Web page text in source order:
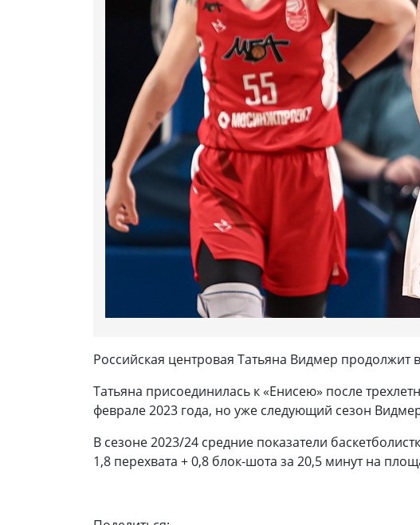
Российская центровая Татьяна Видмер продолжит
Татьяна присоединилась к «Енисею» после
феврале 2023 года, но уже следующий сезон
В сезоне 2023/24 средние показатели
1,8 перехвата + 0,8 блок-шота за 20,5 минут на